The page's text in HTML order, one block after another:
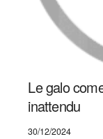
Le galo
inattendu
30/12/2024